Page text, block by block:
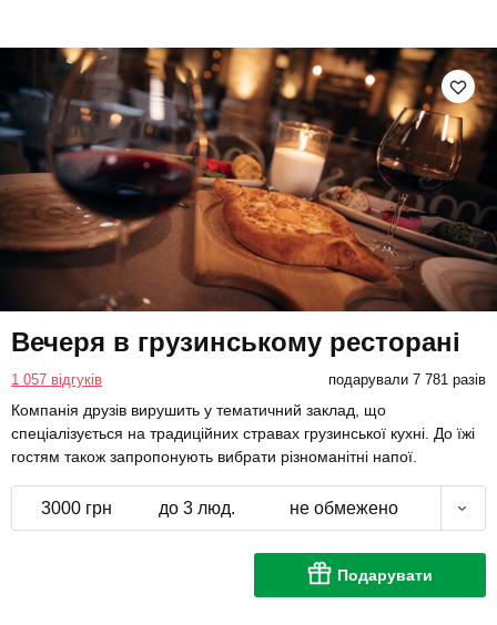
Вечеря в грузинському ресторані
1 057 відгуків подарували 7 781 разів
Компанія друзів вирушить у тематичний заклад, що
спеціалізується на традиційних стравах грузинської кухні. До їжі
гостям також запропонують вибрати різноманітні напої.
3000 грн до 3 люд. не обмежено
Подарувати